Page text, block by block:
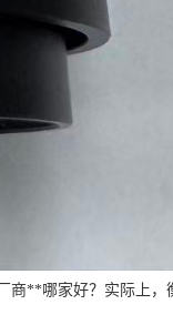
商**哪家好？实际上